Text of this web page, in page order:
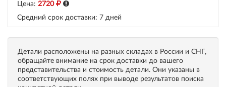
Цена: 2720
Средний срок доставки: 7 дней
Детали расположены на разных складах в России и СНГ,
обращайте внимание на срок доставки до вашего
представительства и стоимость детали. Они указаны в
соответствующих полях при выводе результатов поиска